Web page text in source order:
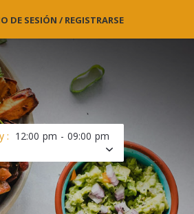
DE SESIÓN / REGISTRARSE
: 12:00 pm - 09:00 pm